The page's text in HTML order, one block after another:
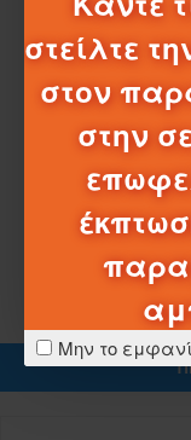
στείλτε
στον
στην
Μην το
MICKEY MOUSE
ΣΧΈΔΙΑ - ΜΠΑΤΑΡΊΕΣ
ΛΕΠΤΟΜΈΡΕΙΕΣ